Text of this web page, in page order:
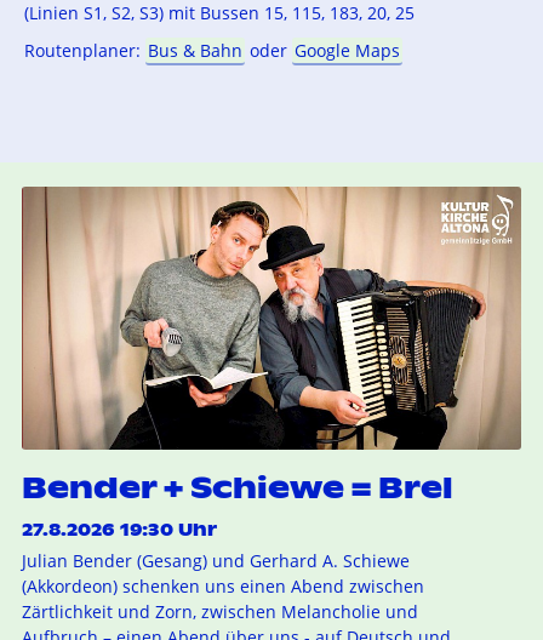
(Linien S1, S2, S3) mit Bussen 15, 115, 183, 20, 25
Routenplaner: Bus & Bahn oder Google Maps
Bender + Schiewe = Brel
27.8.2026 19:30 Uhr
Julian Bender (Gesang) und Gerhard A. Schiewe
(Akkordeon) schenken uns einen Abend zwischen
Zärtlichkeit und Zorn, zwischen Melancholie und